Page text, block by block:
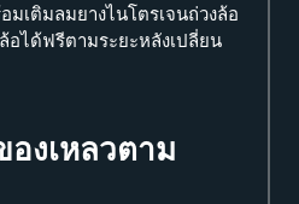
อมเติมลมยางไนโตรเจนถ่วงล้อ
อได้ฟรีตามระยะหลังเปลี่ยน
งเหลวตาม